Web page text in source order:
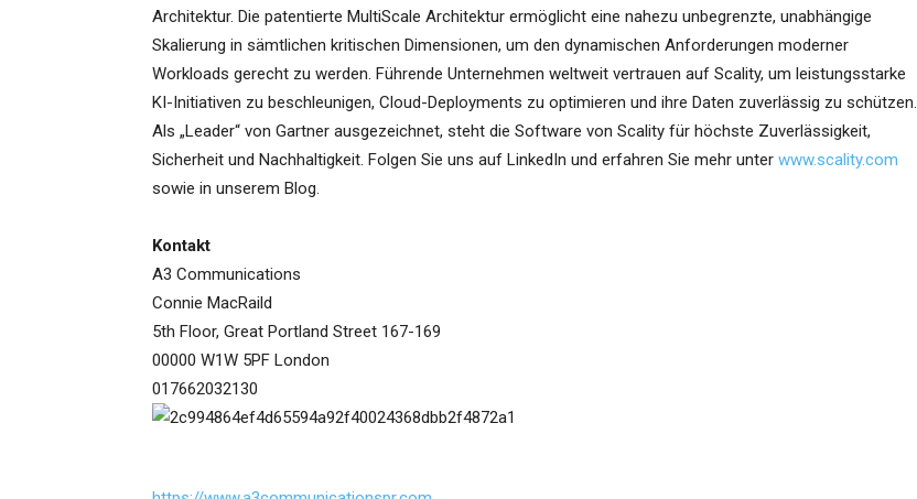
Architektur. Die patentierte MultiScale Architektur ermöglicht eine nahezu unbegrenzte, unabhängige
Skalierung in sämtlichen kritischen Dimensionen, um den dynamischen Anforderungen moderner
Workloads gerecht zu werden. Führende Unternehmen weltweit vertrauen auf Scality, um leistungsstarke
KI-Initiativen zu beschleunigen, Cloud-Deployments zu optimieren und ihre Daten zuverlässig zu schützen.
Als „Leader“ von Gartner ausgezeichnet, steht die Software von Scality für höchste Zuverlässigkeit,
Sicherheit und Nachhaltigkeit. Folgen Sie uns auf LinkedIn und erfahren Sie mehr unter www.scality.com
sowie in unserem Blog.
Kontakt
A3 Communications
Connie MacRaild
5th Floor, Great Portland Street 167-169
00000 W1W 5PF London
017662032130